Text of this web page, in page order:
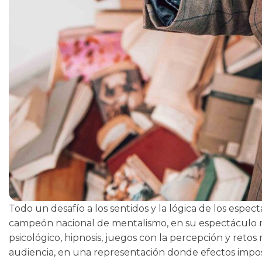
Todo un desafío a los sentidos y la lógica de los
campeón nacional de mentalismo, en su espectáculo
psicológico, hipnosis, juegos con la percepción y
audiencia, en una representación donde efectos